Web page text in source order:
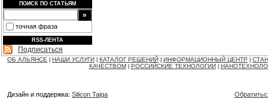
ПОИСК ПО СТАТЬЯМ
точная фраза
RSS-ЛЕНТА
Подписаться
ОБ АЛЬЯНСЕ НАШИ УСЛУГИ КАТАЛОГ РЕШЕНИЙ ИНФОРМАЦИОННЫЙ ЦЕНТР
КАЧЕСТВОМ
РОССИЙСКИЕ ТЕХНОЛОГИИ
Дизайн и поддержка: Silicon Taiga